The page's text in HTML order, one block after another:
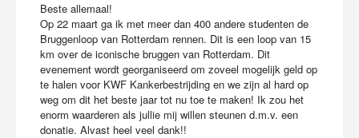
Beste allemaal!
Op 22 maart ga ik met meer dan 400 andere studenten de
Bruggenloop van Rotterdam rennen. Dit is een loop van 15
km over de iconische bruggen van Rotterdam. Dit
evenement wordt georganiseerd om zoveel mogelijk geld op
te halen voor KWF Kankerbestrijding en we zijn al hard op
weg om dit het beste jaar tot nu toe te maken! Ik zou het
enorm waarderen als jullie mij willen steunen d.m.v. een
donatie. Alvast heel veel dank!!